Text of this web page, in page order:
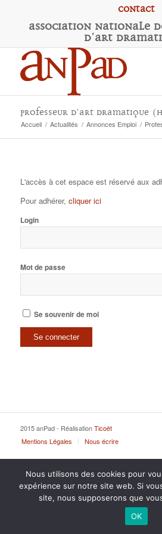
Contact
Association Nationale
d'Art D
Professeur d’art dramatique
Accueil / Actualités / Annonces Emploi /
L'accès à cet espace est réservé aux
Pour adhérer, cliquer ici
Login
Mot de passe
Se souvenir de moi
2015 anPad - RéalisationTicoët
Mentions Légales
Nous écrire
Nous utilisons des cookies pour
expérience sur notre site web. Si
site, nous supposerons que
OK